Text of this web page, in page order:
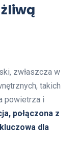
zwłaszcza w
takich
powietrza i
połączona z
dla